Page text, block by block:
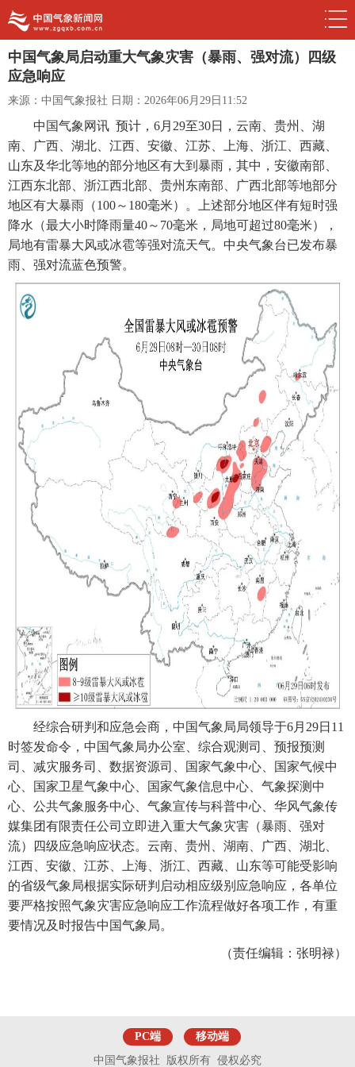
中国气象局启动重大气象灾害（暴雨、强对流）四级
应急响应
来源：中国气象报社 日期：2026年06月29日11:52
中国气象网讯 预计，6月29至30日，云南、贵州、湖
南、广西、湖北、江西、安徽、江苏、上海、浙江、西藏、
山东及华北等地的部分地区有大到暴雨，其中，安徽南部、
江西东北部、浙江西北部、贵州东南部、广西北部等地部分
地区有大暴雨（100～180毫米）。上述部分地区伴有短时强
降水（最大小时降雨量40～70毫米，局地可超过80毫米），
局地有雷暴大风或冰雹等强对流天气。中央气象台已发布暴
雨、强对流蓝色预警。
经综合研判和应急会商，中国气象局局领导于6月29日11
时签发命令，中国气象局办公室、综合观测司、预报预测
司、减灾服务司、数据资源司、国家气象中心、国家气候中
心、国家卫星气象中心、国家气象信息中心、气象探测中
心、公共气象服务中心、气象宣传与科普中心、华风气象传
媒集团有限责任公司立即进入重大气象灾害（暴雨、强对
流）四级应急响应状态。云南、贵州、湖南、广西、湖北、
江西、安徽、江苏、上海、浙江、西藏、山东等可能受影响
的省级气象局根据实际研判启动相应级别应急响应，各单位
要严格按照气象灾害应急响应工作流程做好各项工作，有重
要情况及时报告中国气象局。
（责任编辑：张明禄）
PC端
移动端
中国气象报社 版权所有 侵权必究